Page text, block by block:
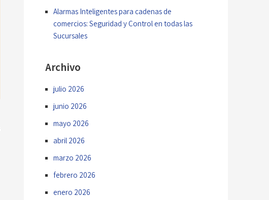
Alarmas Inteligentes para cadenas de
comercios: Seguridad y Control en todas las
Sucursales
Archivo
julio 2026
junio 2026
mayo 2026
abril 2026
marzo 2026
febrero 2026
enero 2026